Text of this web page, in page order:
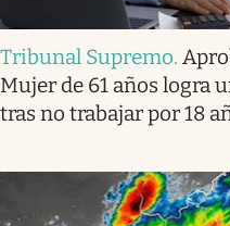
Tribunal Supremo.
Mujer de 61 años logra
tras no trabajar por 18